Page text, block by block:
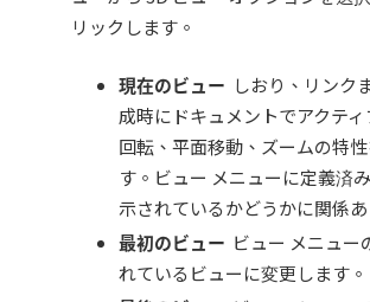
リックします。
現在のビュー しおり、リンク
成時にドキュメントでアクテ
回転、平面移動、ズームの特
す。ビュー メニューに定義済
示されているかどうかに関係あ
最初のビュー ビュー メニュー
れているビューに変更します。